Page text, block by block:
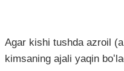
Agar kishi tushda azroil
kimsaning ajali yaqin